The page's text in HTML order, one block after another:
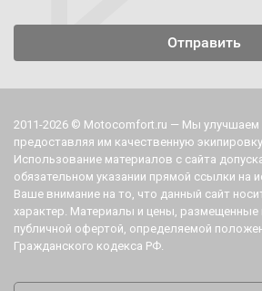
2011-2026 © Motocomfort.ru — Мы улучшаем
предоставляя им качественную
Использование материалов с сайта
обязательном указании прямой ссылки на
Ваше внимание на то, что данный сайт
характер. Материалы и цены, размещенные
публичной офертой, определяемой
Гражданского кодекса РФ.